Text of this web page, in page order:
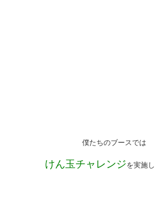
僕たちのブースでは
けん玉チャレンジを実施